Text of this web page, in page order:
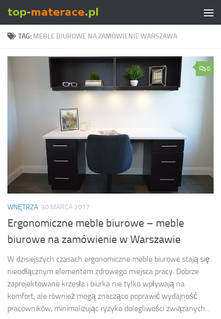
Skip to content
TAG: MEBLE BIUROWE NA ZAMÓWIENIE WARSZAWA
0
WNĘTRZA 30 MARCA 2017
Ergonomiczne meble biurowe – meble
biurowe na zamówienie w Warszawie
W dzisiejszych czasach ergonomiczne meble biurowe stają się
nieodłącznym elementem zdrowego miejsca pracy. Dobrze
zaprojektowane krzesła i biurka nie tylko wpływają na
komfort, ale również mogą znacząco poprawić wydajność
pracowników, minimalizując ryzyko dolegliwości związanych...